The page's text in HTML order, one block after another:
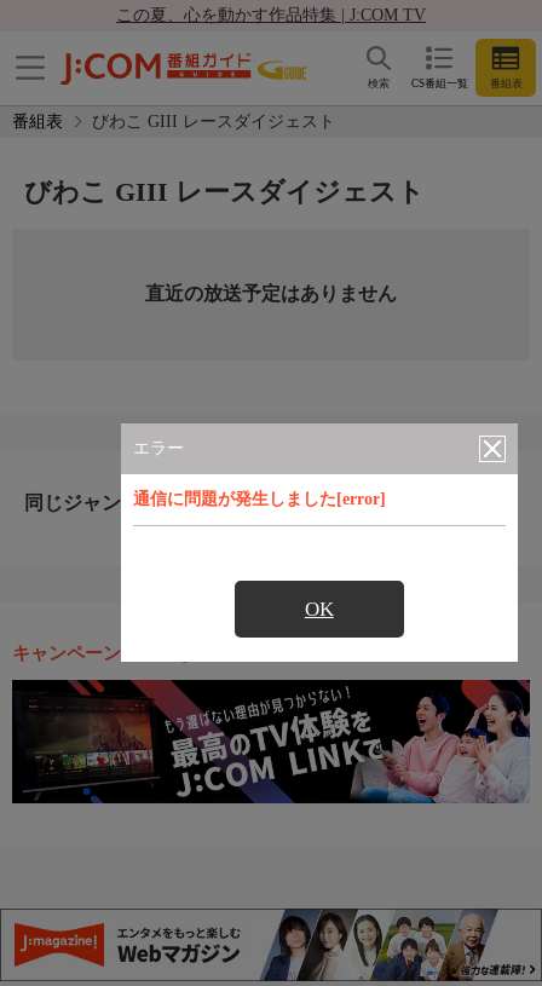
この夏、心を動かす作品特集 | J:COM TV
CS番組一覧 番組表
検索
番組表 びわこ GIII レースダイジェスト
エラー
通信に問題が発生しました[error]
OK
びわこ GIII レースダイジェスト
直近の放送予定はありません
同じジャンルのおすすめ番組
キャンペーン・お得な情報